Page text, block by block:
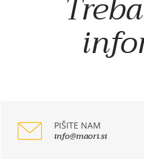
PIŠITE NAM
info@maori.si